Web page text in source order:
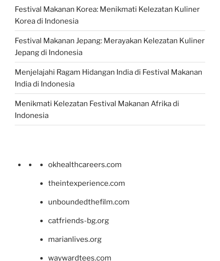
Festival Makanan Korea: Menikmati Kelezatan Kuliner
Korea di Indonesia
Festival Makanan Jepang: Merayakan Kelezatan Kuliner
Jepang di Indonesia
Menjelajahi Ragam Hidangan India di Festival Makanan
India di Indonesia
Menikmati Kelezatan Festival Makanan Afrika di
Indonesia
okhealthcareers.com
theintexperience.com
unboundedthefilm.com
catfriends-bg.org
marianlives.org
waywardtees.com